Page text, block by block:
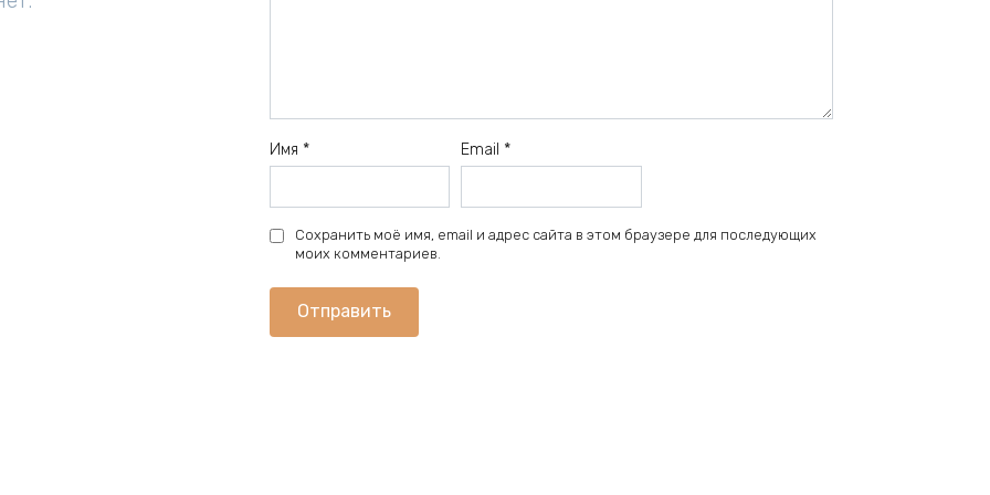
Имя * Email *
Сохранить моё имя, email и адрес сайта в этом браузере для последующих
моих комментариев.